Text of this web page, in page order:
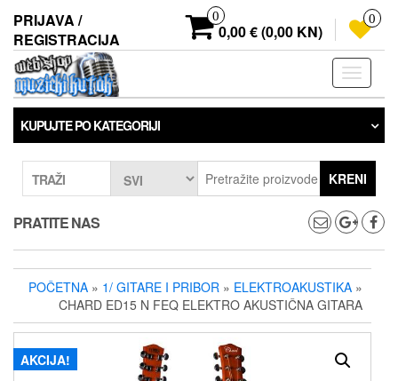
sadržaj
PRIJAVA /
REGISTRACIJA
0
0,00 € (0,00 KN)
0
KUPUJTE PO KATEGORIJI
TRAŽI KRENI
PRATITE NAS
POČETNA » 1/ GITARE I PRIBOR » ELEKTROAKUSTIKA »
CHARD ED15 N FEQ ELEKTRO AKUSTIČNA GITARA
AKCIJA!